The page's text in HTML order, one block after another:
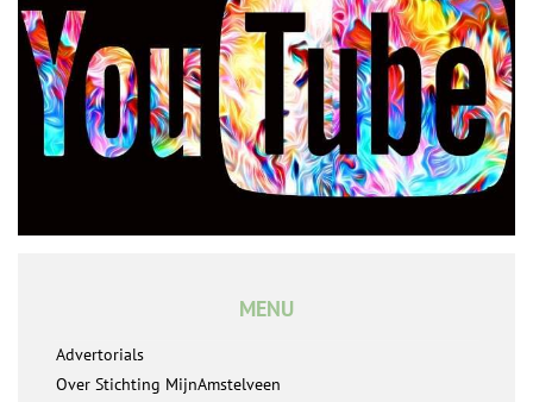
MENU
Advertorials
Over Stichting MijnAmstelveen